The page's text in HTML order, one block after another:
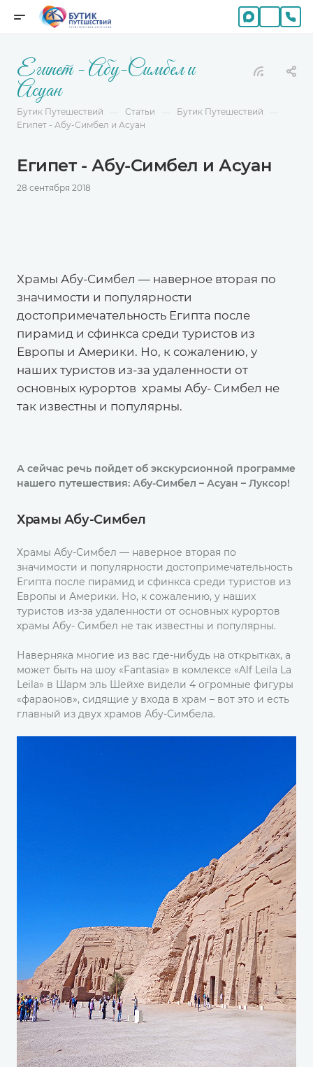
Египет - Абу-Симбел и
Асуан
Бутик Путешествий Статьи Бутик Путешествий
Египет - Абу-Симбел и Асуан
Египет - Абу-Симбел и Асуан
28 сентября 2018
Храмы Абу-Симбел — наверное вторая по
значимости и популярности
достопримечательность Египта после
пирамид и сфинкса среди туристов из
Европы и Америки. Но, к сожалению, у
наших туристов из-за удаленности от
основных курортов храмы Абу- Симбел не
так известны и популярны.
А сейчас речь пойдет об экскурсионной программе
нашего путешествия: Абу-Симбел – Асуан – Луксор!
Храмы Абу-Симбел
Храмы Абу-Симбел — наверное вторая по
значимости и популярности достопримечательность
Египта после пирамид и сфинкса среди туристов из
Европы и Америки. Но, к сожалению, у наших
туристов из-за удаленности от основных курортов
храмы Абу- Симбел не так известны и популярны.
Наверняка многие из вас где-нибудь на открытках, а
может быть на шоу «Fantasia» в комлексе «Alf Leila La
Leila» в Шарм эль Шейхе видели 4 огромные фигуры
«фараонов», сидящие у входа в храм – вот это и есть
главный из двух храмов Абу-Симбела.